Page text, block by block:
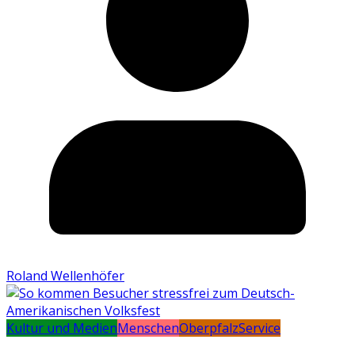
Roland Wellenhöfer
Kultur und MedienMenschenOberpfalzService